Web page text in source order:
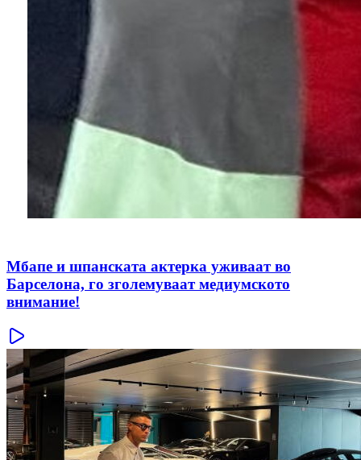
Мбапе и шпанската актерка уживаат во
Барселона, го зголемуваат медиумското
внимание!